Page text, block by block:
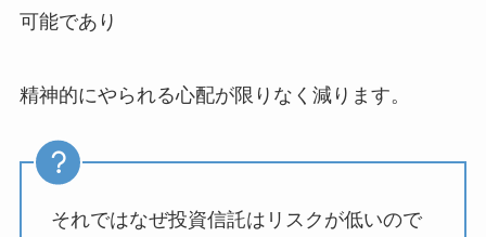
可能であり
精神的にやられる心配が限りなく減ります。
それではなぜ投資信託はリスクが低いので